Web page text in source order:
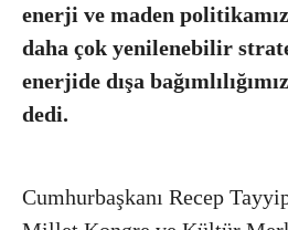
enerji ve maden
daha çok yenilenebilir
enerjide dışa
dedi.
Cumhurbaşkanı Recep